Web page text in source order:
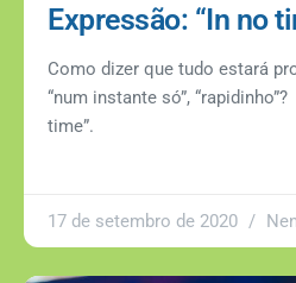
Expressão: “In no
Como dizer que tudo estará
“num instante só”,
time”.
17 de setembro de 2020